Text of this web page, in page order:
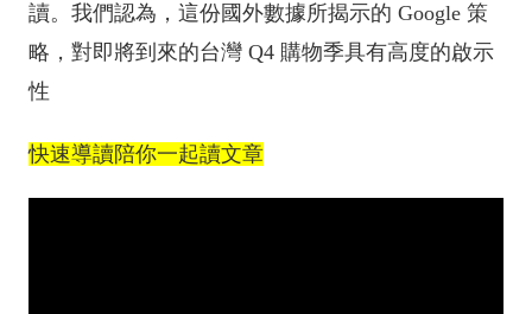
讀。我們認為，這份國外數據所揭示的 Google 策
略，對即將到來的台灣 Q4 購物季具有高度的啟示
性
快速導讀陪你一起讀文章